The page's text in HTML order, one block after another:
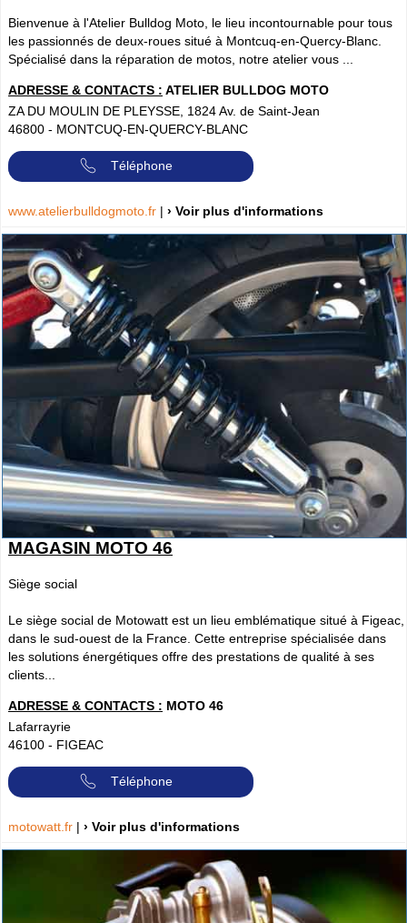
Bienvenue à l'Atelier Bulldog Moto, le lieu incontournable pour tous
les passionnés de deux-roues situé à Montcuq-en-Quercy-Blanc.
Spécialisé dans la réparation de motos, notre atelier vous ...
ADRESSE & CONTACTS : ATELIER BULLDOG MOTO
ZA DU MOULIN DE PLEYSSE, 1824 Av. de Saint-Jean
46800 - MONTCUQ-EN-QUERCY-BLANC
Téléphone
www.atelierbulldogmoto.fr | › Voir plus d'informations
MAGASIN MOTO 46
Siège social
Le siège social de Motowatt est un lieu emblématique situé à Figeac,
dans le sud-ouest de la France. Cette entreprise spécialisée dans
les solutions énergétiques offre des prestations de qualité à ses
clients...
ADRESSE & CONTACTS : MOTO 46
Lafarrayrie
46100 - FIGEAC
Téléphone
motowatt.fr | › Voir plus d'informations